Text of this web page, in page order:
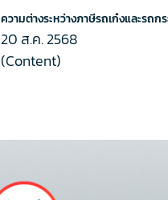
ความต่างระหว่างภาษีรถเก๋งและรถกร
20 ส.ค. 2568
(Content)